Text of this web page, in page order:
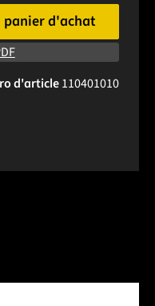
souhaitée ou utilisez
panier d'achat
d'article110401010